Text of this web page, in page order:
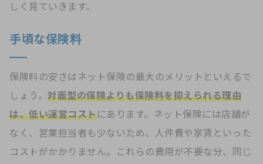
しく見ていきます。
手頃な保険料
保険料の安さはネット保険の最大のメリットといえるで
しょう。 対面型の保険よりも保険料を抑えられる理由
は、低い運営コストにあります。ネット保険には店舗が
なく、営業担当者も少ないため、人件費や家賃といった
コストがかかりません。これらの費用が不要な分、同じ